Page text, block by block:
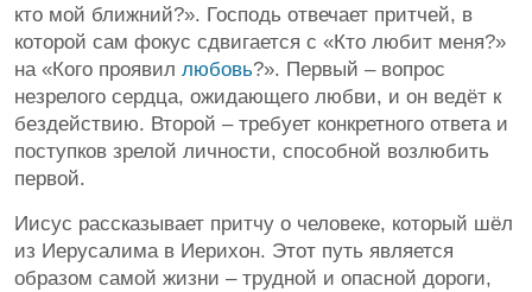
кто мой ближний?». Господь отвечает притчей, в
которой сам фокус сдвигается с «Кто любит меня?»
на «Кого проявил любовь?». Первый – вопрос
незрелого сердца, ожидающего любви, и он ведёт к
бездействию. Второй – требует конкретного ответа и
поступков зрелой личности, способной возлюбить
первой.
Иисус рассказывает притчу о человеке, который шёл
из Иерусалима в Иерихон. Этот путь является
образом самой жизни – трудной и опасной дороги,